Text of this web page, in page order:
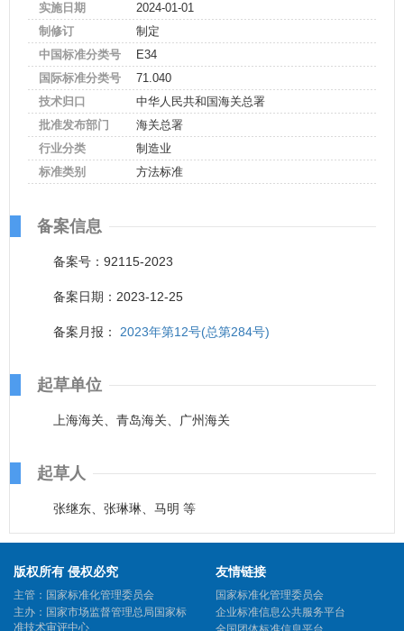
实施日期
2024-01-01
制修订
制定
中国标准分类号
E34
国际标准分类号
71.040
技术归口
中华人民共和国海关总署
批准发布部门
海关总署
行业分类
制造业
标准类别
方法标准
备案信息
备案号：92115-2023
备案日期：2023-12-25
备案月报： 2023年第12号(总第284号)
起草单位
上海海关、青岛海关、广州海关
起草人
张继东、张琳琳、马明 等
版权所有 侵权必究
主管：国家标准化管理委员会
主办：国家市场监督管理总局国家标
准技术审评中心
友情链接
国家标准化管理委员会
企业标准信息公共服务平台